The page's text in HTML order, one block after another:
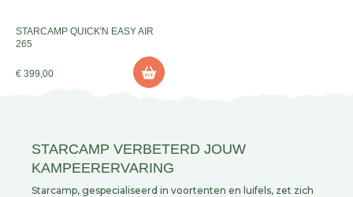
STARCAMP QUICK'N EASY AIR
265
€ 399,00
STARCAMP VERBETERD JOUW
KAMPEERERVARING
Starcamp, gespecialiseerd in voortenten en luifels, zet zich